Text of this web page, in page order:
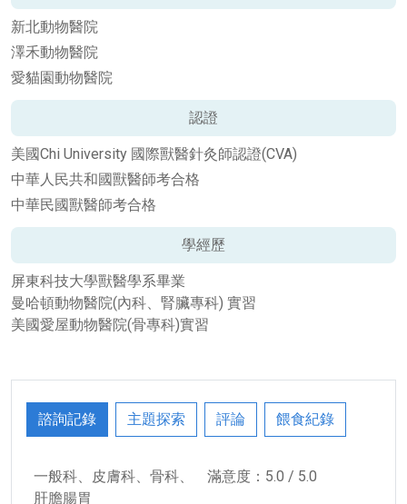
新北動物醫院
澤禾動物醫院
愛貓園動物醫院
認證
美國Chi University 國際獸醫針灸師認證(CVA)
中華人民共和國獸醫師考合格
中華民國獸醫師考合格
學經歷
屏東科技大學獸醫學系畢業
曼哈頓動物醫院(內科、腎臟專科) 實習
美國愛屋動物醫院(骨專科)實習
諮詢記錄 主題探索 評論 餵食紀錄
一般科、皮膚科、骨科、
肝膽腸胃
滿意度：5.0 / 5.0